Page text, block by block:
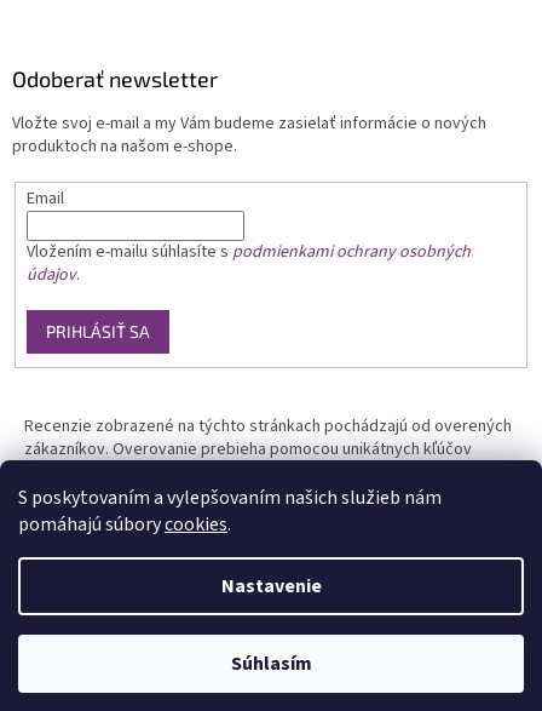
S poskytovaním a vylepšovaním našich služieb nám
pomáhajú súborycookies.
Nastavenie
Súhlasím
Odoberať newsletter
Vložte svoj e-mail a my Vám budeme zasielať informácie o nových
produktoch na našom e-shope.
Email
Vložením e-mailu súhlasíte s podmienkami ochrany osobných
údajov.
PRIHLÁSIŤ SA
Recenzie zobrazené na týchto stránkach pochádzajú od overených
zákazníkov. Overovanie prebieha pomocou unikátnych kľúčov
Vytvoril Shoptet
Phototools.sk. Všetky práva vyhradené.